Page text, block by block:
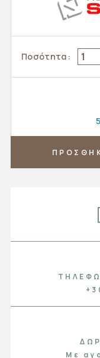
Ποσότητα:
Με